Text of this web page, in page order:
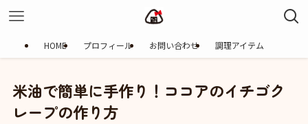
HOME プロフィール お問い合わせ 調理アイテム
米油で簡単に手作り！ココアのイチゴク
レープの作り方